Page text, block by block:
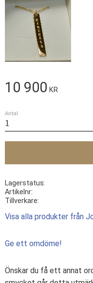
10 900 KR
Antal
Lagerstatus
Artikelnr
Tillverkare
Visa alla produkter från
Ge ett omdöme!
Önskar du få ett annat